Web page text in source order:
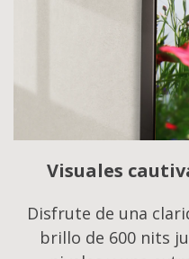
Visuales
Disfrute de una
brillo de 600 nits